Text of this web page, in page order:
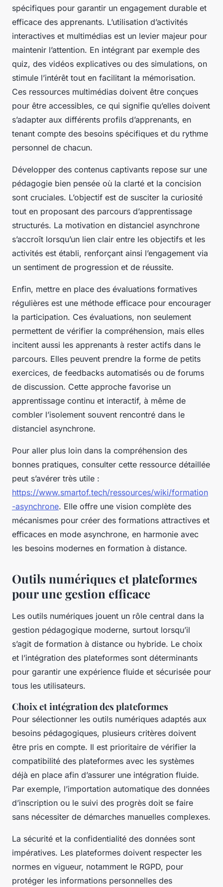
spécifiques pour garantir un engagement durable et
efficace des apprenants. L’utilisation d’activités
interactives et multimédias est un levier majeur pour
maintenir l’attention. En intégrant par exemple des
quiz, des vidéos explicatives ou des simulations, on
stimule l’intérêt tout en facilitant la mémorisation.
Ces ressources multimédias doivent être conçues
pour être accessibles, ce qui signifie qu’elles doivent
s’adapter aux différents profils d’apprenants, en
tenant compte des besoins spécifiques et du rythme
personnel de chacun.
Développer des contenus captivants repose sur une
pédagogie bien pensée où la clarté et la concision
sont cruciales. L’objectif est de susciter la curiosité
tout en proposant des parcours d’apprentissage
structurés. La motivation en distanciel asynchrone
s’accroît lorsqu’un lien clair entre les objectifs et les
activités est établi, renforçant ainsi l’engagement via
un sentiment de progression et de réussite.
Enfin, mettre en place des évaluations formatives
régulières est une méthode efficace pour encourager
la participation. Ces évaluations, non seulement
permettent de vérifier la compréhension, mais elles
incitent aussi les apprenants à rester actifs dans le
parcours. Elles peuvent prendre la forme de petits
exercices, de feedbacks automatisés ou de forums
de discussion. Cette approche favorise un
apprentissage continu et interactif, à même de
combler l’isolement souvent rencontré dans le
distanciel asynchrone.
Pour aller plus loin dans la compréhension des
bonnes pratiques, consulter cette ressource détaillée
peut s’avérer très utile :
https://www.smartof.tech/ressources/wiki/formation
-asynchrone. Elle offre une vision complète des
mécanismes pour créer des formations attractives et
efficaces en mode asynchrone, en harmonie avec
les besoins modernes en formation à distance.
Outils numériques et plateformes
pour une gestion efficace
Les outils numériques jouent un rôle central dans la
gestion pédagogique moderne, surtout lorsqu’il
s’agit de formation à distance ou hybride. Le choix
et l’intégration des plateformes sont déterminants
pour garantir une expérience fluide et sécurisée pour
tous les utilisateurs.
Choix et intégration des plateformes
Pour sélectionner les outils numériques adaptés aux
besoins pédagogiques, plusieurs critères doivent
être pris en compte. Il est prioritaire de vérifier la
compatibilité des plateformes avec les systèmes
déjà en place afin d’assurer une intégration fluide.
Par exemple, l’importation automatique des données
d’inscription ou le suivi des progrès doit se faire
sans nécessiter de démarches manuelles complexes.
La sécurité et la confidentialité des données sont
impératives. Les plateformes doivent respecter les
normes en vigueur, notamment le RGPD, pour
protéger les informations personnelles des